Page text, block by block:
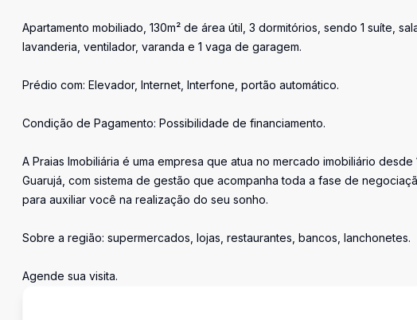
Apartamento mobiliado, 130m² de área útil, 3 dormitórios, sendo 1 suíte,
lavanderia, ventilador, varanda e 1 vaga de garagem.
Prédio com: Elevador, Internet, Interfone, portão automático.
Condição de Pagamento: Possibilidade de financiamento.
A Praias Imobiliária é uma empresa que atua no mercado imobiliário
Guarujá, com sistema de gestão que acompanha toda a fase de
para auxiliar você na realização do seu sonho.
Sobre a região: supermercados, lojas, restaurantes, bancos, lanchonetes.
Agende sua visita.